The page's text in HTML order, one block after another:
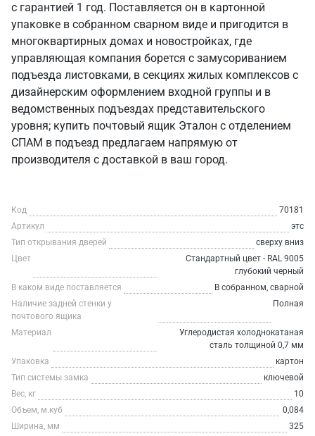
с гарантией 1 год. Поставляется он в картонной
упаковке в собранном сварном виде и пригодится в
многоквартирных домах и новостройках, где
управляющая компания борется с замусориванием
подъезда листовками, в секциях жилых комплексов с
дизайнерским оформлением входной группы и в
ведомственных подъездах представительского
уровня; купить почтовый ящик Эталон с отделением
СПАМ в подъезд предлагаем напрямую от
производителя с доставкой в ваш город.
Код
70181
Артикул
этс
Тип открывания дверей
сверху вниз
Цвет
Стандартный цвет - RAL 9005
глубокий черный
В каком виде поставляется
В собранном, сварной
Наличие задней стенки у
почтового ящика
Полная
Материал
Углеродистая холоднокатаная
сталь толщиной 0,7 мм
Упаковка
картон
Тип системы замка
ключевой
Вес, кг
10
Объем, м.куб
0,084
Ширина, мм
325